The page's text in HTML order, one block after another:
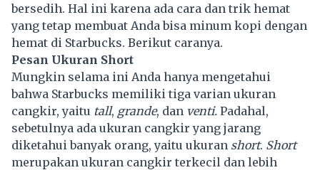
bersedih. Hal ini karena ada cara dan trik hemat
yang tetap membuat Anda bisa minum kopi dengan
hemat di Starbucks. Berikut caranya.
Pesan Ukuran Short
Mungkin selama ini Anda hanya mengetahui
bahwa Starbucks memiliki tiga varian ukuran
cangkir, yaitu tall, grande, dan venti. Padahal,
sebetulnya ada ukuran cangkir yang jarang
diketahui banyak orang, yaitu ukuran short. Short
merupakan ukuran cangkir terkecil dan lebih